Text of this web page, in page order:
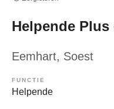
Helpende Plus
Eemhart, Soest
FUNCTIE
Helpende